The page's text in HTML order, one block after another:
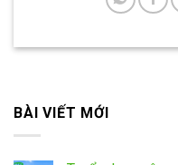
BÀI VIẾT MỚI